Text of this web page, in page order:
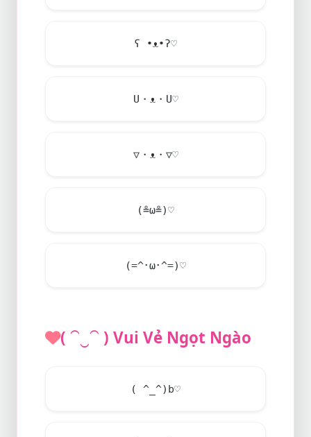
ʕ •ᴥ•ʔ♡
U・ᴥ・U♡
▽・ᴥ・▽♡
(≗ω≗)♡
(=^･ω･^=)♡
( ⁀‿⁀ ) Vui Vẻ Ngọt Ngào
( ^_^)b♡